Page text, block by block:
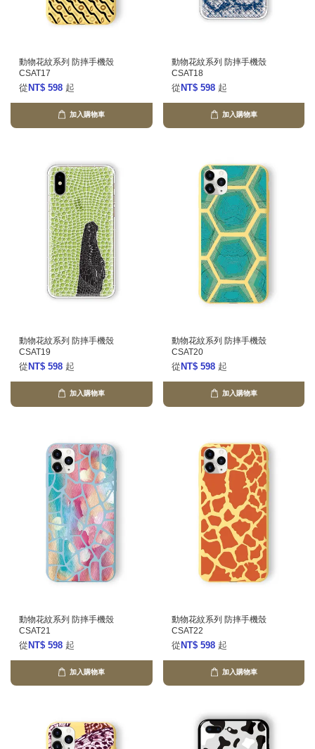
動物花紋系列 防摔手機殼
CSAT17
從NT$ 598 起
加入購物車
動物花紋系列 防摔手機殼
CSAT18
從NT$ 598 起
加入購物車
動物花紋系列 防摔手機殼
CSAT19
從NT$ 598 起
加入購物車
動物花紋系列 防摔手機殼
CSAT20
從NT$ 598 起
加入購物車
動物花紋系列 防摔手機殼
CSAT21
從NT$ 598 起
加入購物車
動物花紋系列 防摔手機殼
CSAT22
從NT$ 598 起
加入購物車